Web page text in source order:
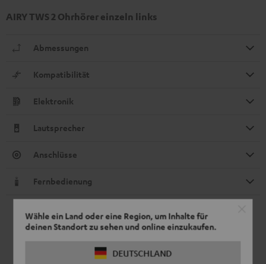
Wähle ein Land oder eine Region, um Inhalte für
deinen Standort zu sehen und online einzukaufen.
DEUTSCHLAND
AIRY TWS 2 Ohrhörer einzeln links
Abmessungen
Kompatibilität
Elektronik
Lautsprecher
Anschlüsse
Fernbedienung